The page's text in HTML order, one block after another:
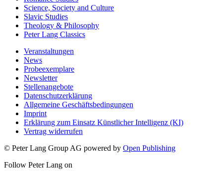
Science, Society and Culture
Slavic Studies
Theology & Philosophy
Peter Lang Classics
Veranstaltungen
News
Probeexemplare
Newsletter
Stellenangebote
Datenschutzerklärung
Allgemeine Geschäftsbedingungen
Imprint
Erklärung zum Einsatz Künstlicher Intelligenz (KI)
Vertrag widerrufen
© Peter Lang Group AG powered by Open Publishing
Follow Peter Lang on